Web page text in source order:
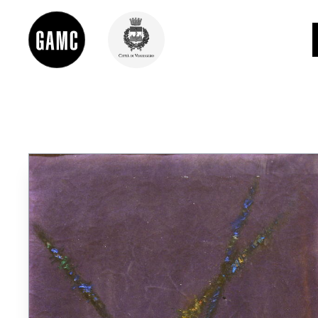
DIDATTICA
SHOP
LE COLLEZIONI
GLI AUTORI
LORENZO VIANI
MOSTRE
EVENTI
PALAZZO DELLE MUSE